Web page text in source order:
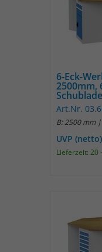
6-Eck-
2500mm,
Art.Nr.
B: 2500 mm
UVP
Lieferzeit: 20